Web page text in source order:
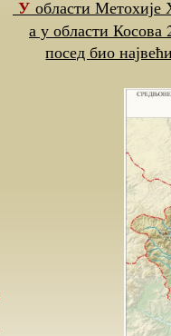
У области Метохије Хиландар је имао 72 насеља и 3 влашка катуна,
а у области Косова
посед био